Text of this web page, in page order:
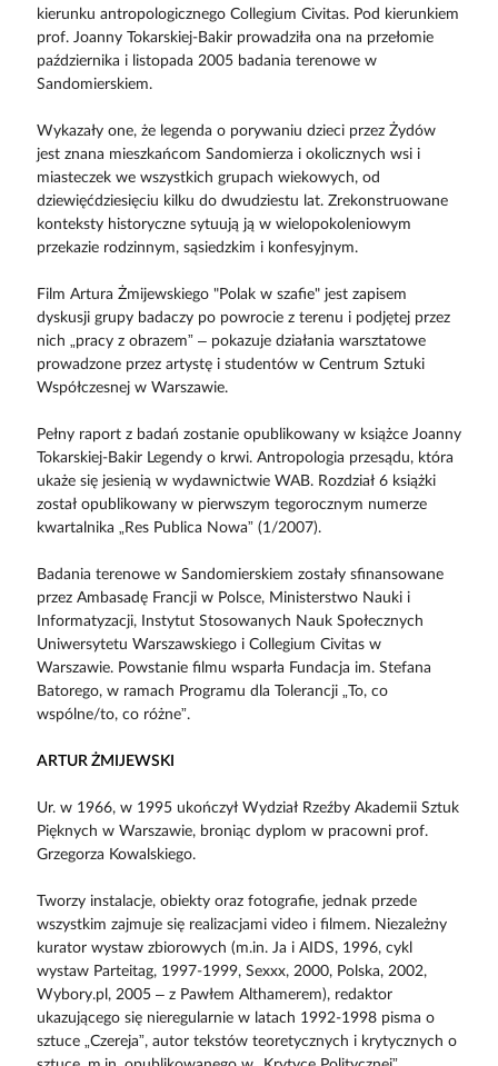
kierunku antropologicznego Collegium Civitas. Pod kierunkiem
prof. Joanny Tokarskiej-Bakir prowadziła ona na przełomie
października i listopada 2005 badania terenowe w
Sandomierskiem.
Wykazały one, że legenda o porywaniu dzieci przez Żydów
jest znana mieszkańcom Sandomierza i okolicznych wsi i
miasteczek we wszystkich grupach wiekowych, od
dziewięćdziesięciu kilku do dwudziestu lat. Zrekonstruowane
konteksty historyczne sytuują ją w wielopokoleniowym
przekazie rodzinnym, sąsiedzkim i konfesyjnym.
Film Artura Żmijewskiego "Polak w szafie" jest zapisem
dyskusji grupy badaczy po powrocie z terenu i podjętej przez
nich „pracy z obrazem” – pokazuje działania warsztatowe
prowadzone przez artystę i studentów w Centrum Sztuki
Współczesnej w Warszawie.
Pełny raport z badań zostanie opublikowany w książce Joanny
Tokarskiej-Bakir Legendy o krwi. Antropologia przesądu, która
ukaże się jesienią w wydawnictwie WAB. Rozdział 6 książki
został opublikowany w pierwszym tegorocznym numerze
kwartalnika „Res Publica Nowa” (1/2007).
Badania terenowe w Sandomierskiem zostały sfinansowane
przez Ambasadę Francji w Polsce, Ministerstwo Nauki i
Informatyzacji, Instytut Stosowanych Nauk Społecznych
Uniwersytetu Warszawskiego i Collegium Civitas w
Warszawie. Powstanie filmu wsparła Fundacja im. Stefana
Batorego, w ramach Programu dla Tolerancji „To, co
wspólne/to, co różne”.
ARTUR ŻMIJEWSKI
Ur. w 1966, w 1995 ukończył Wydział Rzeźby Akademii Sztuk
Pięknych w Warszawie, broniąc dyplom w pracowni prof.
Grzegorza Kowalskiego.
Tworzy instalacje, obiekty oraz fotografie, jednak przede
wszystkim zajmuje się realizacjami video i filmem. Niezależny
kurator wystaw zbiorowych (m.in. Ja i AIDS, 1996, cykl
wystaw Parteitag, 1997-1999, Sexxx, 2000, Polska, 2002,
Wybory.pl, 2005 – z Pawłem Althamerem), redaktor
ukazującego się nieregularnie w latach 1992-1998 pisma o
sztuce „Czereja”, autor tekstów teoretycznych i krytycznych o